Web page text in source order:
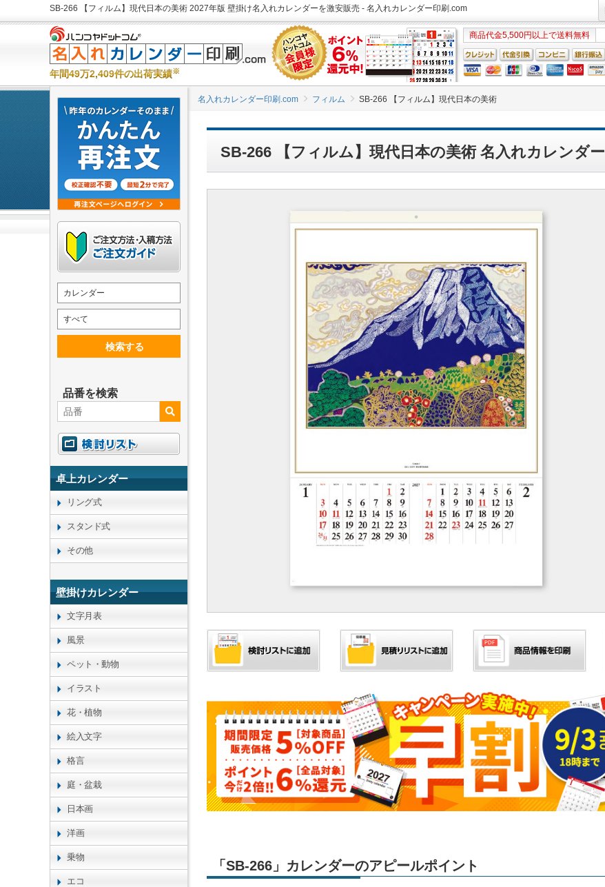
SB-266 【フィルム】現代日本の美術 2027年版 壁掛け名入れカレンダーを激安販売 - 名入れカレンダー印刷.com
年間49万2,409件の出荷実績※
商品代金5,500円以上で送料無料
名入れカレンダー印刷.com フィルム SB-266 【フィルム】現代日本の美術
SB-266 【フィルム】現代日本の美術 名入れカレンダー
「SB-266」カレンダーのアピールポイント
カレンダー
すべて
検索する
品番を検索
卓上カレンダー
リング式
スタンド式
その他
壁掛けカレンダー
文字月表
風景
ペット・動物
イラスト
花・植物
絵入文字
格言
庭・盆栽
日本画
洋画
乗物
エコ